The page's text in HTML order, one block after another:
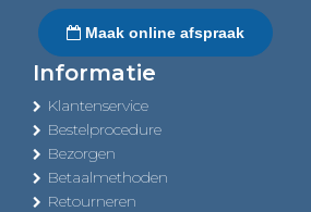
Maak online afspraak
Informatie
Klantenservice
Bestelprocedure
Bezorgen
Betaalmethoden
Retourneren